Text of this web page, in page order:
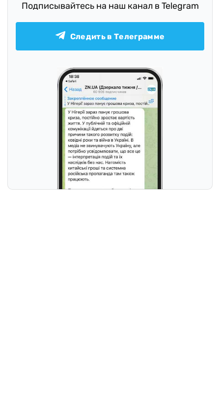
Подписывайтесь на наш канал в Telegram
Следить в Телеграмме